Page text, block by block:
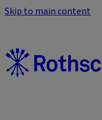
Skip to main content